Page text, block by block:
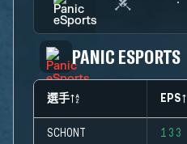
PANIC ESPORTS
選手 EPS
SCHONT 133